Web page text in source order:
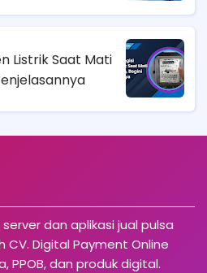
Listrik Saat Mati
dan aplikasi jual pulsa
CV. Digital Payment Online
PPOB, dan produk digital.